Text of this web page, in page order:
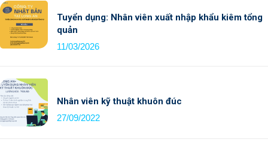
Tuyển dụng: Nhân viên xuất nhập khẩu kiêm tổng
quản
11/03/2026
Nhân viên kỹ thuật khuôn đúc
27/09/2022